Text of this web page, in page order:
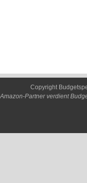
Copyright
Partner verdient